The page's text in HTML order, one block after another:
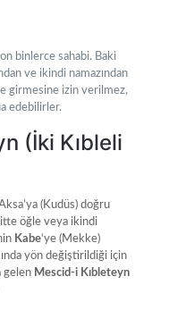
binlerce sahabi. Baki
ve ikindi namazından
girmesine izin verilmez,
edebilirler.
(İki Kıbleli
(Kudüs) doğru
öğle veya ikindi
Kabe‘ye (Mekke)
yön değiştirildiği için
gelen Mescid-i Kıbleteyn